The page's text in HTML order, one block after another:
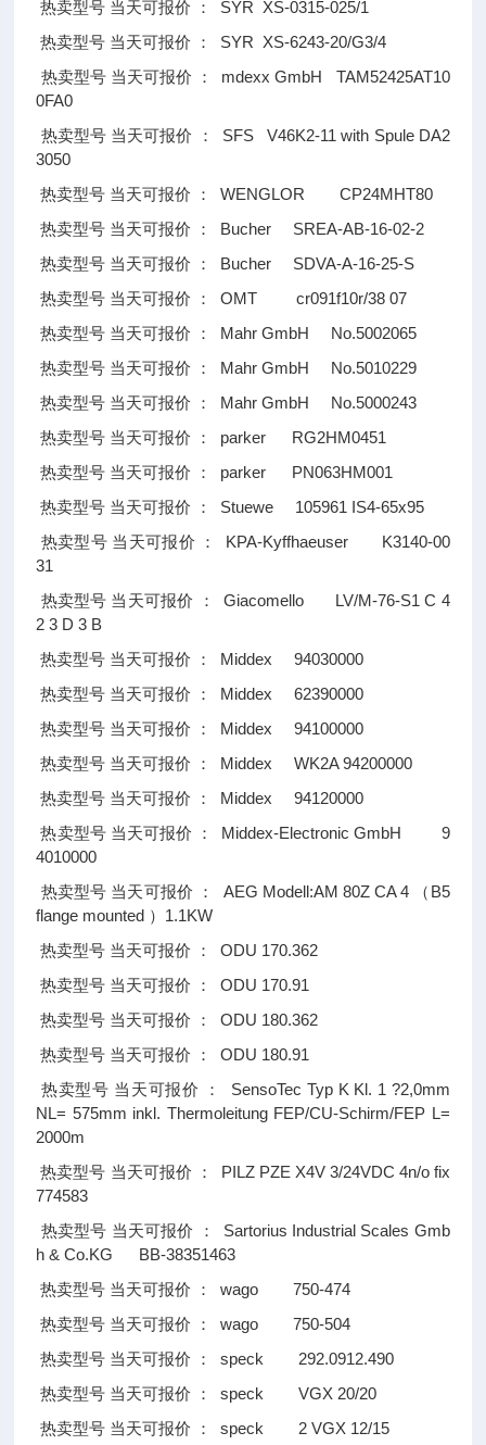
热卖型号 当天可报价 ： SYR XS-0315-025/1
热卖型号 当天可报价 ： SYR XS-6243-20/G3/4
热卖型号 当天可报价 ：
mdexx GmbH TAM52425AT10
0FA0
热卖型号 当天可报价 ：
SFS V46K2-11 with Spule DA2
3050
热卖型号 当天可报价 ： WENGLOR CP24MHT80
热卖型号 当天可报价 ： Bucher SREA-AB-16-02-2
热卖型号 当天可报价 ： Bucher SDVA-A-16-25-S
热卖型号 当天可报价 ： OMT cr091f10r/38 07
热卖型号 当天可报价 ： Mahr GmbH No.5002065
热卖型号 当天可报价 ： Mahr GmbH No.5010229
热卖型号 当天可报价 ： Mahr GmbH No.5000243
热卖型号 当天可报价 ： parker RG2HM0451
热卖型号 当天可报价 ： parker PN063HM001
热卖型号 当天可报价 ： Stuewe 105961 IS4-65x95
热卖型号 当天可报价 ：
KPA-Kyffhaeuser K3140-00
31
热卖型号 当天可报价 ：
Giacomello LV/M-76-S1 C 4
2 3 D 3 B
热卖型号 当天可报价 ： Middex 94030000
热卖型号 当天可报价 ： Middex 62390000
热卖型号 当天可报价 ： Middex 94100000
热卖型号 当天可报价 ： Middex WK2A 94200000
热卖型号 当天可报价 ： Middex 94120000
热卖型号 当天可报价 ：
Middex-Electronic GmbH 9
4010000
热卖型号 当天可报价 ： AEG Modell:AM 80Z CA 4 （ B5
flange mounted ） 1.1KW
热卖型号 当天可报价 ： ODU 170.362
热卖型号 当天可报价 ： ODU 170.91
热卖型号 当天可报价 ： ODU 180.362
热卖型号 当天可报价 ： ODU 180.91
热卖型号 当天可报价 ：
SensoTec Typ K Kl. 1 ?2,0mm
NL= 575mm inkl. Thermoleitung FEP/CU-Schirm/FEP L=
2000m
热卖型号 当天可报价 ：
PILZ PZE X4V 3/24VDC 4n/o fix
774583
热卖型号 当天可报价 ：
Sartorius Industrial Scales Gmb
h & Co.KG BB-38351463
热卖型号 当天可报价 ： wago 750-474
热卖型号 当天可报价 ： wago 750-504
热卖型号 当天可报价 ： speck 292.0912.490
热卖型号 当天可报价 ： speck VGX 20/20
热卖型号 当天可报价 ： speck 2 VGX 12/15